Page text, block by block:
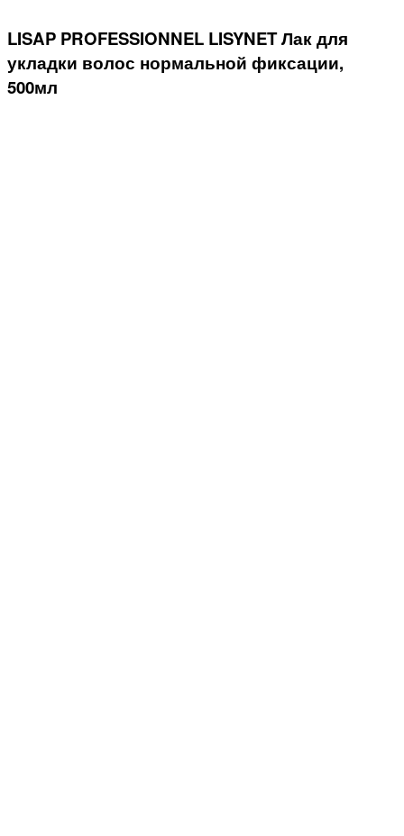
LISAP PROFESSIONNEL LISYNET Лак для
укладки волос нормальной фиксации,
500мл